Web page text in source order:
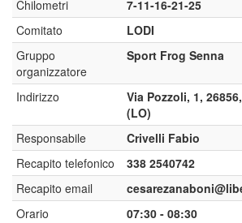
Chilometri
7-11-16-21-25
Comitato
LODI
Gruppo
organizzatore
Sport Frog Senna
Indirizzo
Via Pozzoli, 1,
(LO)
Responsabile
Crivelli Fabio
Recapito telefonico
338 2540742
Recapito email
Orario
07:30 - 08:30